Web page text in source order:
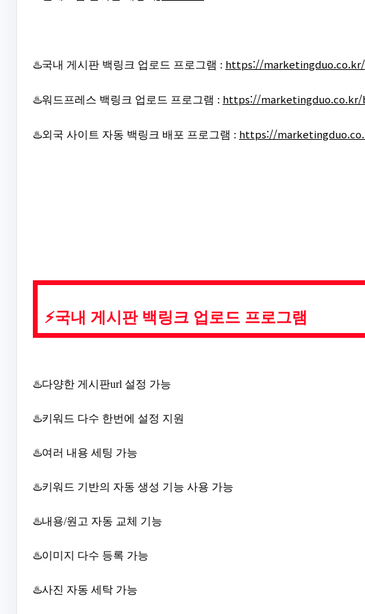
♨️국내 게시판 백링크 업로드 프로그램 : https://
♨️워드프레스 백링크 업로드 프로그램 : https://marketingduo.co.kr/
♨️외국 사이트 자동 백링크 배포 프로그램 : https://
⚡국내 게시판 백링크 업로드 프로그램
♨️다양한 게시판url 설정 가능
♨️키워드 다수 한번에 설정 지원
♨️여러 내용 세팅 가능
♨️키워드 기반의 자동 생성 기능 사용 가능
♨️내용/원고 자동 교체 기능
♨️이미지 다수 등록 가능
♨️사진 자동 세탁 가능